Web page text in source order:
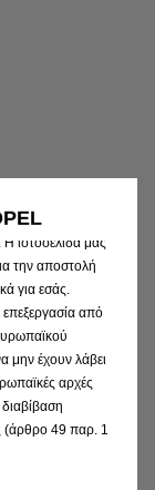
τρόπο αυτό
ιστοσελίδα μας
την αποστολή
για εσάς.
από
μην έχουν λάβει
αρχές
(άρθρο 49 παρ. 1